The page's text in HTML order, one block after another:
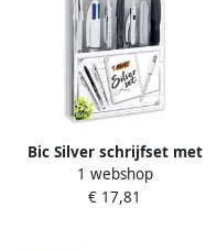
Bic Silver schrijfset met
notitieboekje
1 webshop
€ 17,81